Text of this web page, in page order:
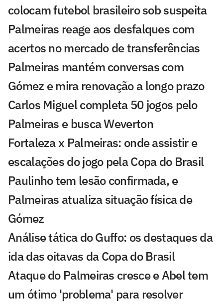
colocam futebol brasileiro sob suspeita
Palmeiras reage aos desfalques com
acertos no mercado de transferências
Palmeiras mantém conversas com
Gómez e mira renovação a longo prazo
Carlos Miguel completa 50 jogos pelo
Palmeiras e busca Weverton
Fortaleza x Palmeiras: onde assistir e
escalações do jogo pela Copa do Brasil
Paulinho tem lesão confirmada, e
Palmeiras atualiza situação física de
Gómez
Análise tática do Guffo: os destaques da
ida das oitavas da Copa do Brasil
Ataque do Palmeiras cresce e Abel tem
um ótimo 'problema' para resolver